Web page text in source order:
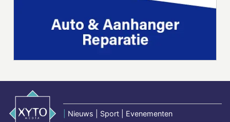
Nieuws | Sport | Evenementen